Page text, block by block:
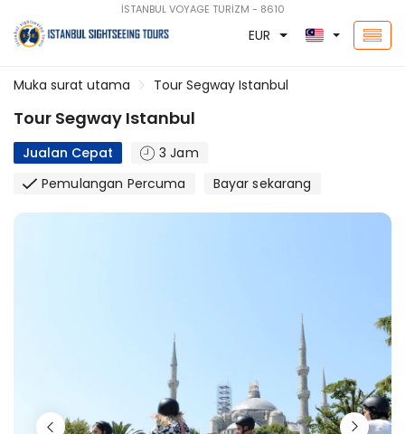
İSTANBUL VOYAGE TURİZM - 8610
EUR
Muka surat utama Tour Segway Istanbul
Tour Segway Istanbul
Jualan Cepat
3 Jam
Pemulangan Percuma
Bayar sekarang